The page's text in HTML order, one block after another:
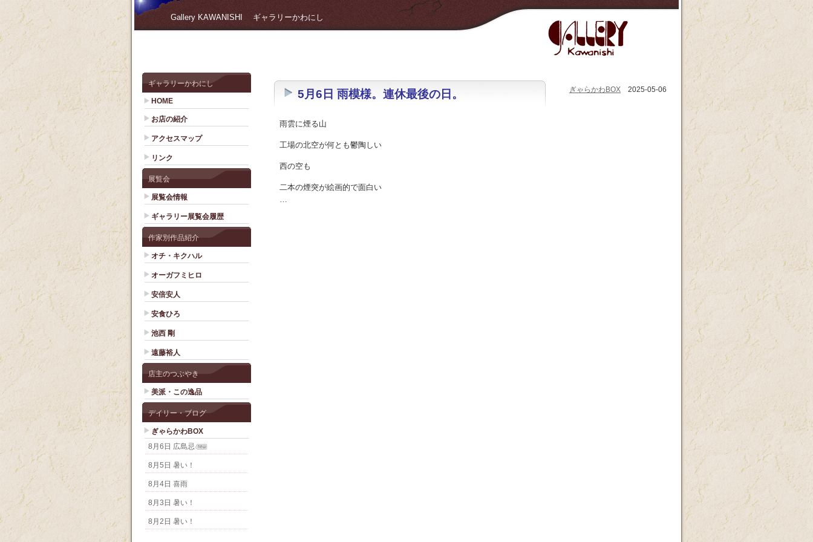
Gallery KAWANISHI ギャラリーかわにし
ギャラリーかわにし
HOME
お店の紹介
アクセスマップ
リンク
展覧会
展覧会情報
ギャラリー展覧会履歴
作家別作品紹介
オチ・キクハル
オーガフミヒロ
安倍安人
安食ひろ
池西 剛
遠藤裕人
店主のつぶやき
美派・この逸品
デイリー・ブログ
ぎゃらかわBOX
8月6日 広島忌
8月5日 暑い！
8月4日 喜雨
8月3日 暑い！
8月2日 暑い！
ぎゃらかわBOX 2025-05-06
5月6日 雨模様。連休最後の日。
雨雲に煙る山
工場の北空が何とも鬱陶しい
西の空も
二本の煙突が絵画的で面白い
…